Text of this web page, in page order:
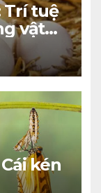
Trí tuệ
vật
kén